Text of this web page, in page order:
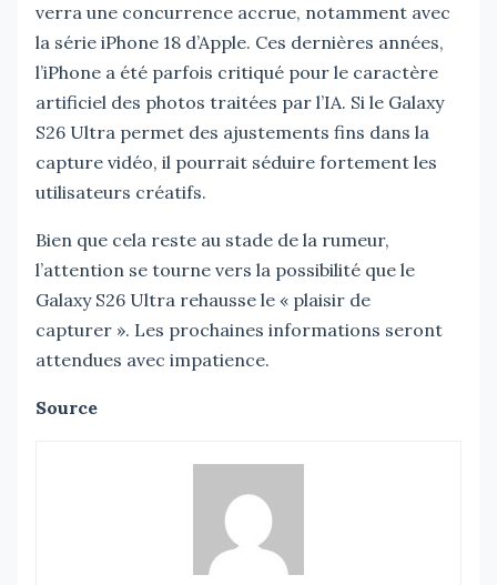
verra une concurrence accrue, notamment avec
la série iPhone 18 d’Apple. Ces dernières années,
l’iPhone a été parfois critiqué pour le caractère
artificiel des photos traitées par l’IA. Si le Galaxy
S26 Ultra permet des ajustements fins dans la
capture vidéo, il pourrait séduire fortement les
utilisateurs créatifs.
Bien que cela reste au stade de la rumeur,
l’attention se tourne vers la possibilité que le
Galaxy S26 Ultra rehausse le « plaisir de
capturer ». Les prochaines informations seront
attendues avec impatience.
Source